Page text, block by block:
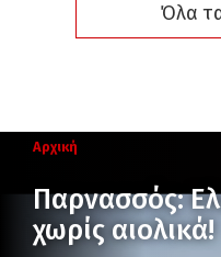
Όλα
Αρχική
Παρνασσός:
χωρίς αιολικά!